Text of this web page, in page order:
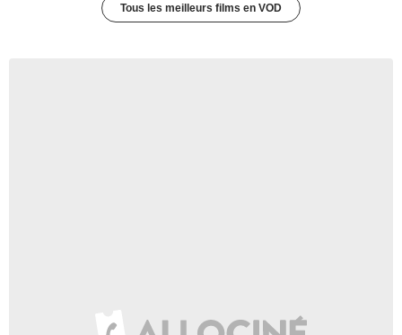
Tous les meilleurs films en VOD